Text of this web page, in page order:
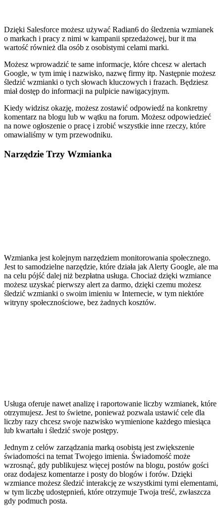
Dzięki Salesforce możesz używać Radian6 do śledzenia wzmianek
o markach i pracy z nimi w kampanii sprzedażowej, bur it ma
wartość również dla osób z osobistymi celami marki.
Możesz wprowadzić te same informacje, które chcesz w alertach
Google, w tym imię i nazwisko, nazwę firmy itp. Następnie możesz
śledzić wzmianki o tych słowach kluczowych i frazach. Będziesz
miał dostęp do informacji na pulpicie nawigacyjnym.
Kiedy widzisz okazję, możesz zostawić odpowiedź na konkretny
komentarz na blogu lub w wątku na forum. Możesz odpowiedzieć
na nowe ogłoszenie o pracę i zrobić wszystkie inne rzeczy, które
omawialiśmy w tym przewodniku.
Narzędzie Trzy Wzmianka
Wzmianka jest kolejnym narzędziem monitorowania społecznego.
Jest to samodzielne narzędzie, które działa jak Alerty Google, ale ma
na celu pójść dalej niż bezpłatna usługa. Chociaż dzięki wzmiance
możesz uzyskać pierwszy alert za darmo, dzięki czemu możesz
śledzić wzmianki o swoim imieniu w Internecie, w tym niektóre
witryny społecznościowe, bez żadnych kosztów.
Usługa oferuje nawet analizę i raportowanie liczby wzmianek, które
otrzymujesz. Jest to świetne, ponieważ pozwala ustawić cele dla
liczby razy chcesz swoje nazwisko wymienione każdego miesiąca
lub kwartału i śledzić swoje postępy.
Jednym z celów zarządzania marką osobistą jest zwiększenie
świadomości na temat Twojego imienia. Świadomość może
wzrosnąć, gdy publikujesz więcej postów na blogu, postów gości
oraz dodajesz komentarze i posty do blogów i forów. Dzięki
wzmiance możesz śledzić interakcję ze wszystkimi tymi elementami,
w tym liczbę udostępnień, które otrzymuje Twoja treść, zwłaszcza
gdy podmuch posta.